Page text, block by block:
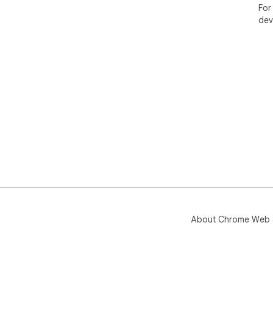
About Chrome Web